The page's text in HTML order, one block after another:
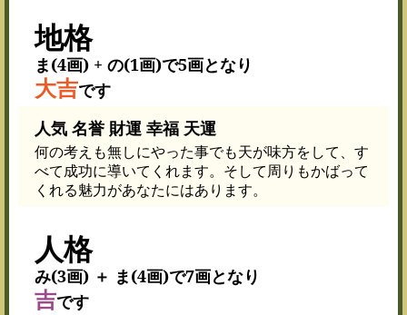
地格
ま(4画) + の(1画)で5画となり
大吉です
人気 名誉 財運 幸福 天運
何の考えも無しにやった事でも天が味方をして、す
べて成功に導いてくれます。そして周りもかばって
くれる魅力があなたにはあります。
人格
み(3画) ＋ ま(4画)で7画となり
吉です